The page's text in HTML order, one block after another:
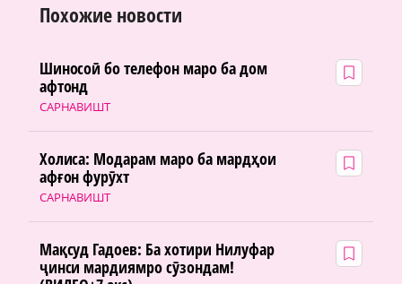
Похожие новости
САРНАВИШТ
Шиносоӣ бо телефон маро ба дом
афтонд
САРНАВИШТ
Холиса: Модарам маро ба мардҳои
афғон фурӯхт
Мақсуд Гадоев: Ба хотири Нилуфар
ҷинси мардиямро сӯзондам!